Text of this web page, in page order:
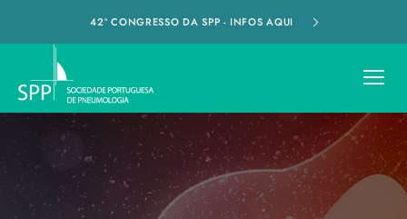
42º CONGRESSO DA SPP - INFOS AQUI